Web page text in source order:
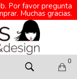
Por favor pregunta
Muchas gracias.
0